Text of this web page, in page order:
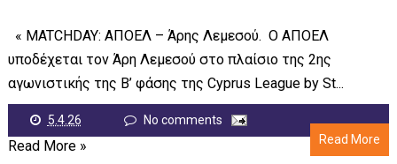
« MATCHDAY: ΑΠΟΕΛ – Άρης Λεμεσού. Ο ΑΠΟΕΛ
υποδέχεται τον Άρη Λεμεσού στο πλαίσιο της 2ης
αγωνιστικής της Β’ φάσης της Cyprus League by St...
5.4.26
No comments
Read More
Read More »